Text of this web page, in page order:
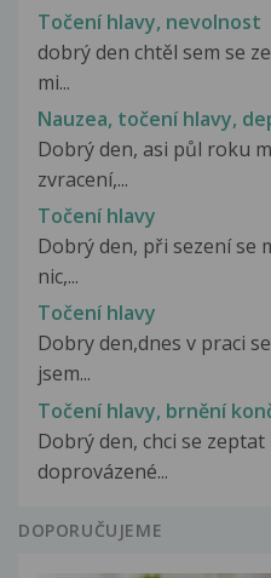
Točení hlavy, nevolnost
dobrý den chtěl sem se
mi...
Nauzea, točení hlavy,
Dobrý den, asi půl roku
zvracení,...
Točení hlavy
Dobrý den, při sezení se
nic,...
Točení hlavy
Dobry den,dnes v praci
jsem...
Točení hlavy, brnění
Dobrý den, chci se
doprovázené...
DOPORUČUJEME